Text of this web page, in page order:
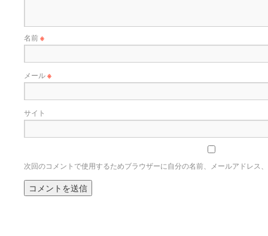
名前※
メール※
サイト
次回のコメントで使用するためブラウザーに自分の名前、メールアドレス